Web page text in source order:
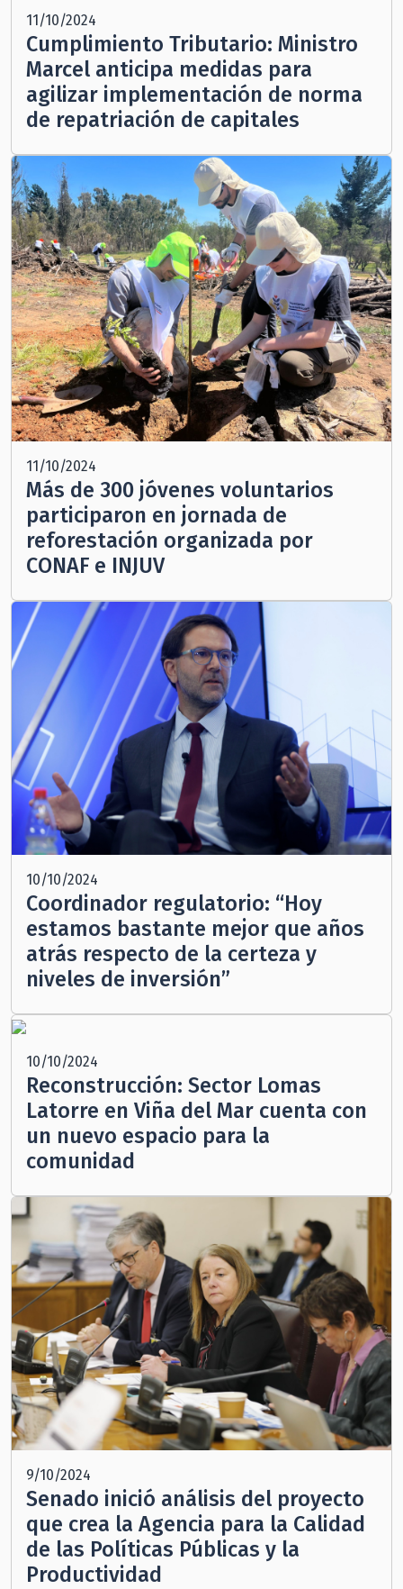
11/10/2024
Cumplimiento Tributario: Ministro
Marcel anticipa medidas para
agilizar implementación de norma
de repatriación de capitales
11/10/2024
Más de 300 jóvenes voluntarios
participaron en jornada de
reforestación organizada por
CONAF e INJUV
10/10/2024
Coordinador regulatorio: “Hoy
estamos bastante mejor que años
atrás respecto de la certeza y
niveles de inversión”
10/10/2024
Reconstrucción: Sector Lomas
Latorre en Viña del Mar cuenta con
un nuevo espacio para la
comunidad
9/10/2024
Senado inició análisis del proyecto
que crea la Agencia para la Calidad
de las Políticas Públicas y la
Productividad